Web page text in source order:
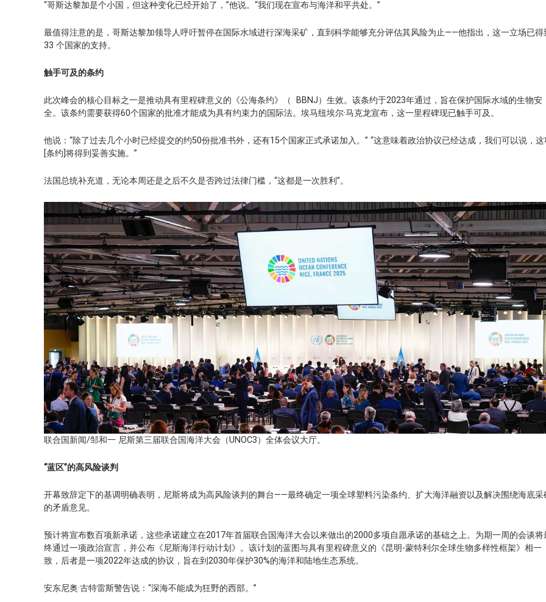
“哥斯达黎加是个小国，但这种变化已经开始了，”他说。“我们现在宣布与海洋和平共处。”
最值得注意的是，哥斯达黎加领导人呼吁暂停在国际水域进行深海采矿，直到科学能够充分评估其风险为止——他指出，这一立场已得
33 个国家的支持。
触手可及的条约
此次峰会的核心目标之一是推动具有里程碑意义的《公海条约》（ BBNJ）生效。该条约于2023年通过，旨在保护国际水域的生物安
全。该条约需要获得60个国家的批准才能成为具有约束力的国际法。埃马纽埃尔·马克龙宣布，这一里程碑现已触手可及。
他说：“除了过去几个小时已经提交的约50份批准书外，还有15个国家正式承诺加入。” “这意味着政治协议已经达成，我们可以说，这
[条约]将得到妥善实施。”
法国总统补充道，无论本周还是之后不久是否跨过法律门槛，“这都是一次胜利”。
联合国新闻/邹和一 尼斯第三届联合国海洋大会（UNOC3）全体会议大厅。
“蓝区”的高风险谈判
开幕致辞定下的基调明确表明，尼斯将成为高风险谈判的舞台——最终确定一项全球塑料污染条约、扩大海洋融资以及解决围绕海底采
的矛盾意见。
预计将宣布数百项新承诺，这些承诺建立在2017年首届联合国海洋大会以来做出的2000多项自愿承诺的基础之上。为期一周的会谈将
终通过一项政治宣言，并公布《尼斯海洋行动计划》。该计划的蓝图与具有里程碑意义的《昆明-蒙特利尔全球生物多样性框架》相一
致，后者是一项2022年达成的协议，旨在到2030年保护30%的海洋和陆地生态系统。
安东尼奥·古特雷斯警告说：“深海不能成为狂野的西部。”